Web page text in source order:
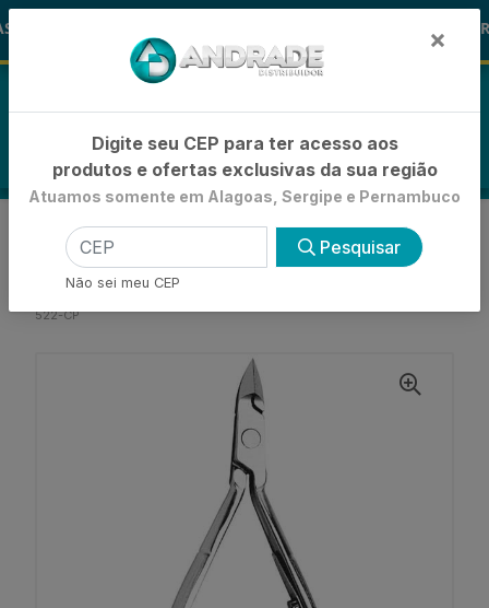
🪞
INÍCIO
ALICATES E CORTADORES PARA UNHAS
ALICATE CUTICULA
522-CP
×
Digite seu CEP para ter acesso aos
produtos e ofertas exclusivas da sua região
Atuamos somente em Alagoas, Sergipe e Pernambuco
Pesquisar
Não sei meu CEP